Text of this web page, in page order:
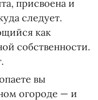
присвоена и
следует.
как
собственности.
вы
огороде — и